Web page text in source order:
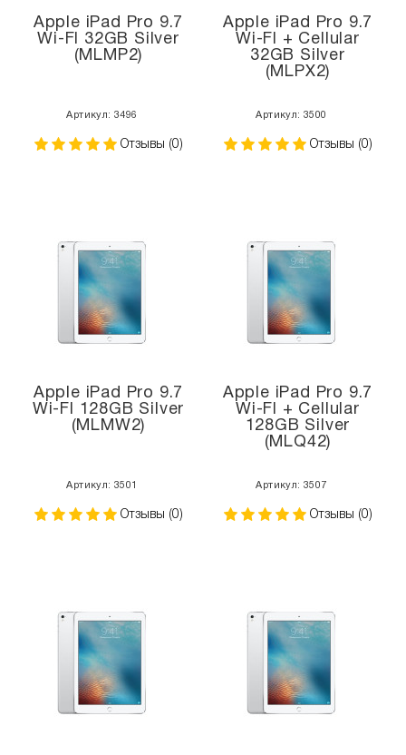
Apple iPad Pro 9.7
Wi-FI 32GB Silver
(MLMP2)
Артикул: 3496
Отзывы (0)
Apple iPad Pro 9.7
Wi-FI + Cellular
32GB Silver
(MLPX2)
Артикул: 3500
Отзывы (0)
Apple iPad Pro 9.7
Wi-FI 128GB Silver
(MLMW2)
Артикул: 3501
Отзывы (0)
Apple iPad Pro 9.7
Wi-FI + Cellular
128GB Silver
(MLQ42)
Артикул: 3507
Отзывы (0)